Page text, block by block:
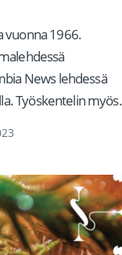
vuonna 1966.
News lehdessä
Työskentelin